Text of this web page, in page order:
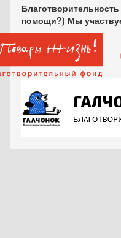
помощи?) Мы